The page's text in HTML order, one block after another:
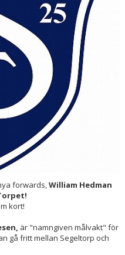
forwards,William Hedman
kort!
är "namngiven målvakt" för
gå fritt mellan Segeltorp och